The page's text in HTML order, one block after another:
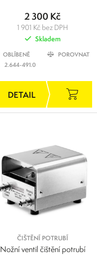
2 300 Kč
1 901 Kč bez DPH
Skladem
OBLÍBENÉ
POROVNAT
2.644-491.0
ČIŠTĚNÍ POTRUBÍ
Nožní ventil čištění potrubí